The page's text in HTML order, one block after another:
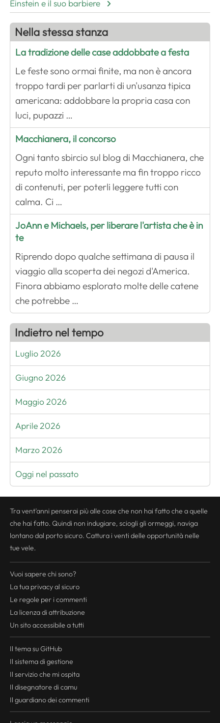
Einstein e il suo barbiere
Nella stessa stanza
La tradizione delle case addobbate a festa
Le feste sono ormai finite, ma non è ancora
troppo tardi per parlarti di un'usanza tipica
americana: addobbare la propria casa con
luci, pupazzi …
Macchianera, il concorso
Ogni tanto sbircio sul blog di Macchianera, che
reputo molto interessante ma fin troppo ricco
di contenuti, per poterli leggere tutti con
calma. Ci …
JoAnn e Michaels, per liberare l'artista che è in
te
Riprendo dopo qualche settimana di pausa il
viaggio alla scoperta dei negozi d'America.
Finora abbiamo esplorato molte delle catene
che potrebbe …
Indietro nel tempo
Luglio 2026
Giugno 2026
Maggio 2026
Aprile 2026
Marzo 2026
Oggi nel passato
Tra vent'anni penserai più alle cose che non hai fatto che a quelle
che hai fatto. Quindi non indugiare, sciogli gli ormeggi, naviga
lontano dal porto sicuro. Cattura i venti delle opportunità nelle
tue vele.
Vuoi sapere chi sono?
La tua privacyal sicuro
Le regole per i commenti
La licenza di attribuzione
Un sito accessibile a tutti
Il tema su GitHub
Il sistema di gestione
Il servizio che mi ospita
Il disegnatore di camu
Il guardiano dei commenti